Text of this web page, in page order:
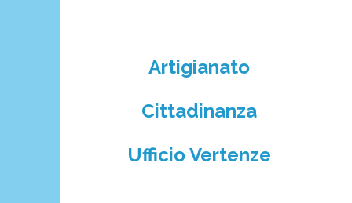
Artigianato
Cittadinanza
Ufficio Vertenze